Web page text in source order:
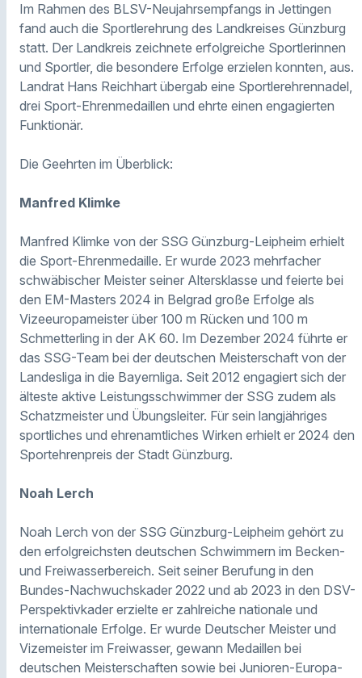
Im Rahmen des BLSV-Neujahrsempfangs in Jettingen
fand auch die Sportlerehrung des Landkreises Günzburg
statt. Der Landkreis zeichnete erfolgreiche Sportlerinnen
und Sportler, die besondere Erfolge erzielen konnten, aus.
Landrat Hans Reichhart übergab eine Sportlerehrennadel,
drei Sport-Ehrenmedaillen und ehrte einen engagierten
Funktionär.
Die Geehrten im Überblick:
Manfred Klimke
Manfred Klimke von der SSG Günzburg-Leipheim erhielt
die Sport-Ehrenmedaille. Er wurde 2023 mehrfacher
schwäbischer Meister seiner Altersklasse und feierte bei
den EM-Masters 2024 in Belgrad große Erfolge als
Vizeeuropameister über 100 m Rücken und 100 m
Schmetterling in der AK 60. Im Dezember 2024 führte er
das SSG-Team bei der deutschen Meisterschaft von der
Landesliga in die Bayernliga. Seit 2012 engagiert sich der
älteste aktive Leistungsschwimmer der SSG zudem als
Schatzmeister und Übungsleiter. Für sein langjähriges
sportliches und ehrenamtliches Wirken erhielt er 2024 den
Sportehrenpreis der Stadt Günzburg.
Noah Lerch
Noah Lerch von der SSG Günzburg-Leipheim gehört zu
den erfolgreichsten deutschen Schwimmern im Becken-
und Freiwasserbereich. Seit seiner Berufung in den
Bundes-Nachwuchskader 2022 und ab 2023 in den DSV-
Perspektivkader erzielte er zahlreiche nationale und
internationale Erfolge. Er wurde Deutscher Meister und
Vizemeister im Freiwasser, gewann Medaillen bei
deutschen Meisterschaften sowie bei Junioren-Europa-